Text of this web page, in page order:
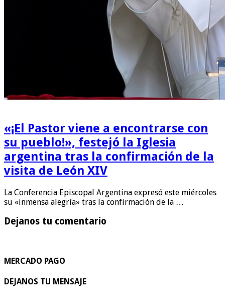
«¡El Pastor viene a encontrarse con
su pueblo!», festejó la Iglesia
argentina tras la confirmación de la
visita de León XIV
La Conferencia Episcopal Argentina expresó este miércoles
su «inmensa alegría» tras la confirmación de la …
Dejanos tu comentario
MERCADO PAGO
DEJANOS TU MENSAJE